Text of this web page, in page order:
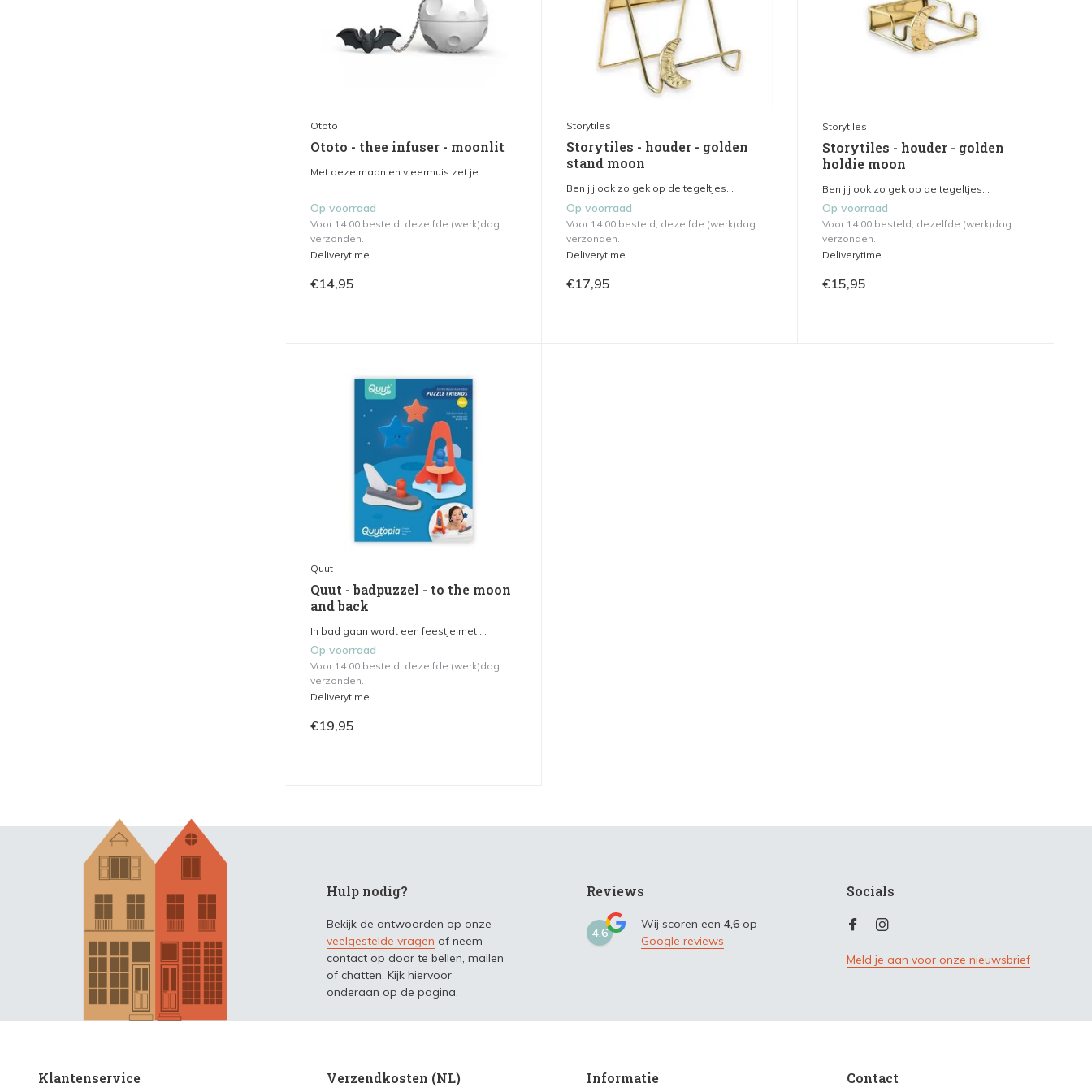
Ototo
Ototo - thee infuser - moonlit
Met deze maan en vleermuis zet je ...
Op voorraad
Voor 14.00 besteld, dezelfde (werk)dag
verzonden.
Deliverytime
€14,95
Storytiles
Storytiles - houder - golden
stand moon
Ben jij ook zo gek op de tegeltjes...
Op voorraad
Voor 14.00 besteld, dezelfde (werk)dag
verzonden.
Deliverytime
€17,95
Storytiles
Storytiles - houder - golden
holdie moon
Ben jij ook zo gek op de tegeltjes...
Op voorraad
Voor 14.00 besteld, dezelfde (werk)dag
verzonden.
Deliverytime
€15,95
Quut
Quut - badpuzzel - to the moon
and back
In bad gaan wordt een feestje met ...
Op voorraad
Voor 14.00 besteld, dezelfde (werk)dag
verzonden.
Deliverytime
€19,95
Hulp nodig?
Bekijk de antwoorden op onze
veelgestelde vragen of neem
contact op door te bellen, mailen
of chatten. Kijk hiervoor
onderaan op de pagina.
Reviews
4,6
Wij scoren een 4,6 op
Google reviews
Socials
Meld je aan voor onze nieuwsbrief
Klantenservice Verzendkosten (NL) Informatie Contact